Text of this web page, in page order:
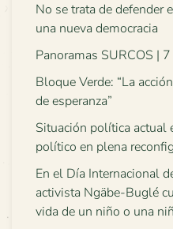
No se trata de defender
una nueva democracia
Panoramas SURCOS |
Bloque Verde: “La
de esperanza”
Situación política actual
político en plena
En el Día Internacional
activista Ngäbe-Buglé
vida de un niño o una